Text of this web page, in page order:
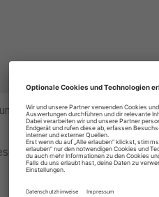
Privatsphäre-Einstellungen